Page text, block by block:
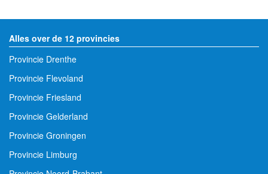
Alles over de 12 provincies
Provincie Drenthe
Provincie Flevoland
Provincie Friesland
Provincie Gelderland
Provincie Groningen
Provincie Limburg